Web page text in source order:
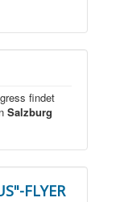
findet
Salzburg
FLYER